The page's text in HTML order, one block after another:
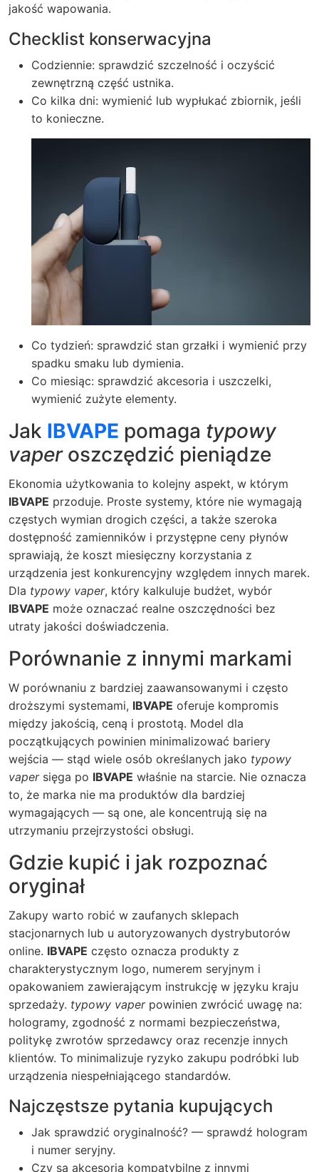
jakość wapowania.
Checklist konserwacyjna
Codziennie: sprawdzić szczelność i oczyścić
zewnętrzną część ustnika.
Co kilka dni: wymienić lub wypłukać zbiornik, jeśli
to konieczne.
Co tydzień: sprawdzić stan grzałki i wymienić przy
spadku smaku lub dymienia.
Co miesiąc: sprawdzić akcesoria i uszczelki,
wymienić zużyte elementy.
Jak IBVAPE pomaga typowy
vaperoszczędzić pieniądze
Ekonomia użytkowania to kolejny aspekt, w którym
IBVAPE przoduje. Proste systemy, które nie wymagają
częstych wymian drogich części, a także szeroka
dostępność zamienników i przystępne ceny płynów
sprawiają, że koszt miesięczny korzystania z
urządzenia jest konkurencyjny względem innych marek.
Dla typowy vaper, który kalkuluje budżet, wybór
IBVAPE może oznaczać realne oszczędności bez
utraty jakości doświadczenia.
Porównanie z innymi markami
W porównaniu z bardziej zaawansowanymi i często
droższymi systemami, IBVAPE oferuje kompromis
między jakością, ceną i prostotą. Model dla
początkujących powinien minimalizować bariery
wejścia — stąd wiele osób określanych jako typowy
vapersięga po IBVAPE właśnie na starcie. Nie oznacza
to, że marka nie ma produktów dla bardziej
wymagających — są one, ale koncentrują się na
utrzymaniu przejrzystości obsługi.
Gdzie kupić i jak rozpoznać
oryginał
Zakupy warto robić w zaufanych sklepach
stacjonarnych lub u autoryzowanych dystrybutorów
online. IBVAPE często oznacza produkty z
charakterystycznym logo, numerem seryjnym i
opakowaniem zawierającym instrukcję w języku kraju
sprzedaży. typowy vaperpowinien zwrócić uwagę na:
hologramy, zgodność z normami bezpieczeństwa,
politykę zwrotów sprzedawcy oraz recenzje innych
klientów. To minimalizuje ryzyko zakupu podróbki lub
urządzenia niespełniającego standardów.
Najczęstsze pytania kupujących
Jak sprawdzić oryginalność? — sprawdź hologram
i numer seryjny.
Czy są akcesoria kompatybilne z innymi